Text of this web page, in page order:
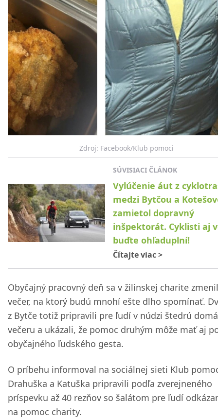
Zdroj: Facebook/Klub pomoci
SÚVISIACI ČLÁNOK
Vylúčenie áut z
medzi Bytčou a
zamietol dopravný
inšpektorát. Cyklisti aj
buďte ohľaduplní!
Čítajte viac>
Obyčajný pracovný deň sa v žilinskej charite
večer, na ktorý budú mnohí ešte dlho spomínať.
z Bytče totiž pripravili pre ľudí v núdzi štedrú
večeru a ukázali, že pomoc druhým môže mať aj
obyčajného ľudského gesta.
O príbehu informoval na sociálnej sieti Klub
Drahuška a Katuška pripravili podľa zverejneného
príspevku až 40 rezňov so šalátom pre ľudí
na pomoc charity.